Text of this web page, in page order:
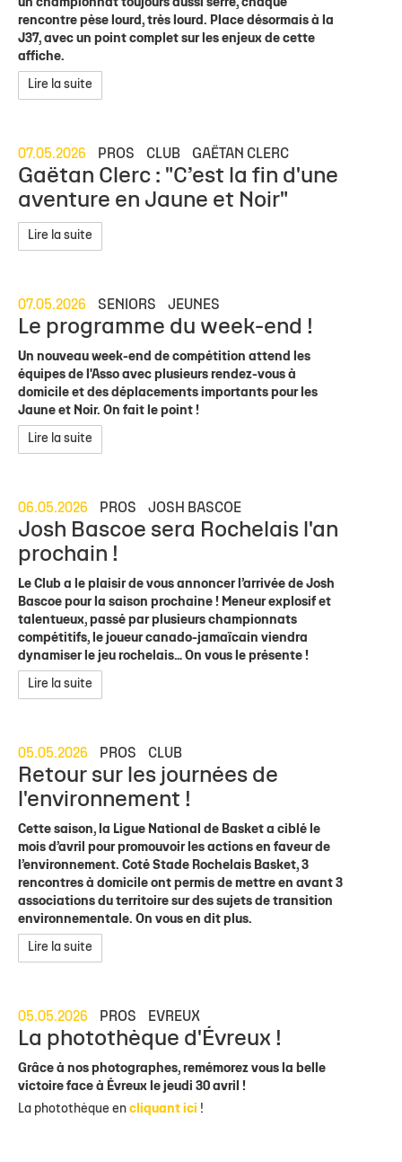
un championnat toujours aussi serré, chaque
rencontre pèse lourd, très lourd. Place désormais à la
J37, avec un point complet sur les enjeux de cette
affiche.
Lire la suite
07.05.2026 PROS CLUB GAËTAN CLERC
Gaëtan Clerc : "C’est la fin d'une
aventure en Jaune et Noir"
Lire la suite
07.05.2026 SENIORS JEUNES
Le programme du week-end !
Un nouveau week-end de compétition attend les
équipes de l'Asso avec plusieurs rendez-vous à
domicile et des déplacements importants pour les
Jaune et Noir. On fait le point !
Lire la suite
06.05.2026 PROS JOSH BASCOE
Josh Bascoe sera Rochelais l'an
prochain !
Le Club a le plaisir de vous annoncer l’arrivée de Josh
Bascoe pour la saison prochaine ! Meneur explosif et
talentueux, passé par plusieurs championnats
compétitifs, le joueur canado-jamaïcain viendra
dynamiser le jeu rochelais… On vous le présente !
Lire la suite
05.05.2026 PROS CLUB
Retour sur les journées de
l'environnement !
Cette saison, la Ligue National de Basket a ciblé le
mois d’avril pour promouvoir les actions en faveur de
l’environnement. Coté Stade Rochelais Basket, 3
rencontres à domicile ont permis de mettre en avant 3
associations du territoire sur des sujets de transition
environnementale. On vous en dit plus.
Lire la suite
05.05.2026 PROS EVREUX
La photothèque d'Évreux !
Grâce à nos photographes, remémorez vous la belle
victoire face à Évreux le jeudi 30 avril !
La photothèque en cliquant ici !